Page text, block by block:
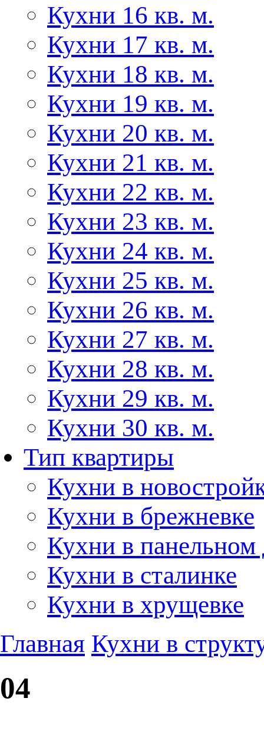
Кухни 16 кв. м.
Кухни 17 кв. м.
Кухни 18 кв. м.
Кухни 19 кв. м.
Кухни 20 кв. м.
Кухни 21 кв. м.
Кухни 22 кв. м.
Кухни 23 кв. м.
Кухни 24 кв. м.
Кухни 25 кв. м.
Кухни 26 кв. м.
Кухни 27 кв. м.
Кухни 28 кв. м.
Кухни 29 кв. м.
Кухни 30 кв. м.
Тип квартиры
Кухни в
Кухни в брежневке
Кухни в панельном
Кухни в сталинке
Кухни в хрущевке
Главная Кухни в
04